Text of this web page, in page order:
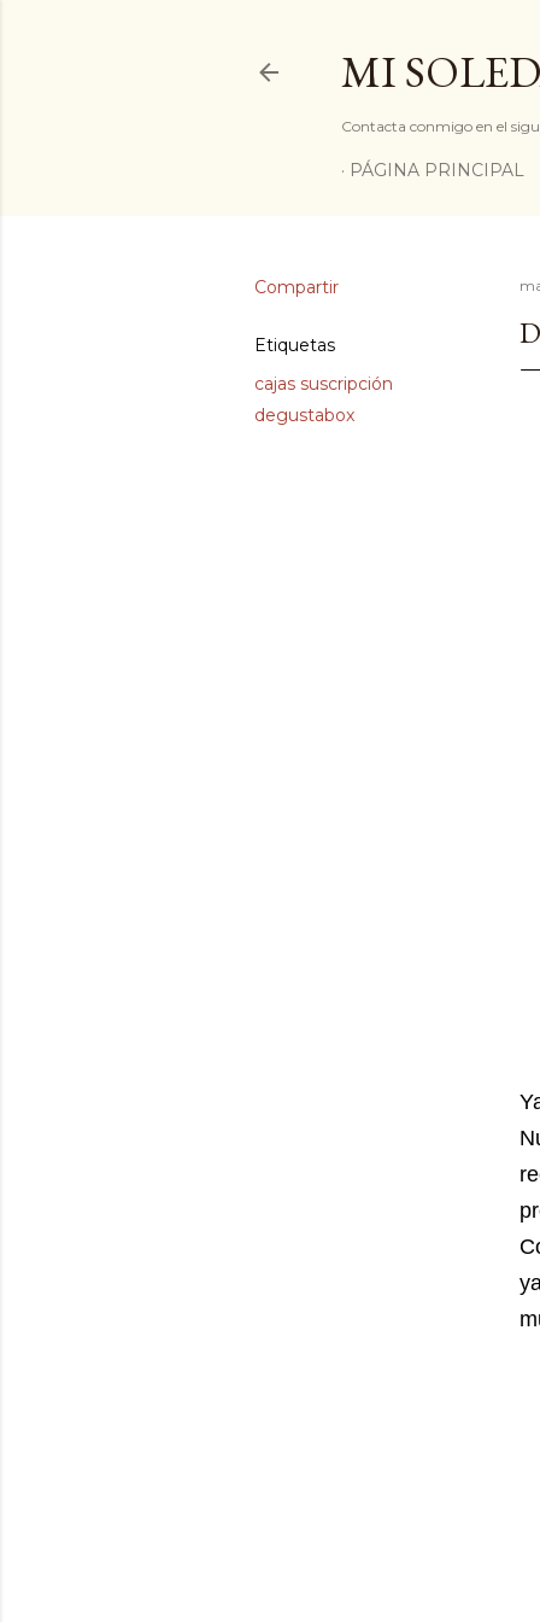
MI
Contacta conmigo en el
PÁGINA PRINCIPAL
Compartir
Etiquetas
cajas suscripción
degustabox